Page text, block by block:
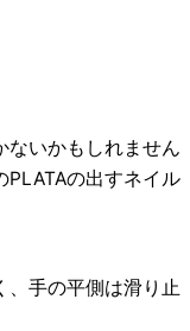
ないかもしれません
PLATAの出すネイル
、手の平側は滑り止